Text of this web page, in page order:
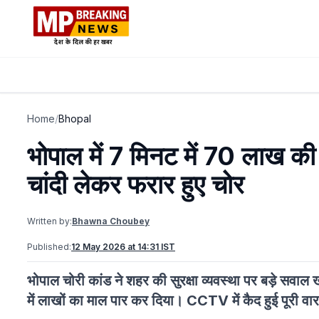
Home/Bhopal
भोपाल में 7 मिनट में 70 लाख की
चांदी लेकर फरार हुए चोर
Written by:Bhawna Choubey
Published:12 May 2026 at 14:31 IST
भोपाल चोरी कांड ने शहर की सुरक्षा व्यवस्था पर बड़े
में लाखों का माल पार कर दिया। CCTV में कैद हुई पूरी